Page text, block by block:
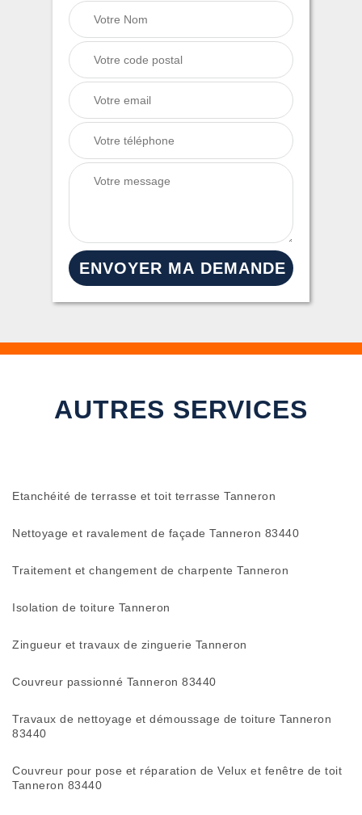
AUTRES SERVICES
Etanchéité de terrasse et toit terrasse Tanneron
Nettoyage et ravalement de façade Tanneron 83440
Traitement et changement de charpente Tanneron
Isolation de toiture Tanneron
Zingueur et travaux de zinguerie Tanneron
Couvreur passionné Tanneron 83440
Travaux de nettoyage et démoussage de toiture Tanneron
83440
Couvreur pour pose et réparation de Velux et fenêtre de toit
Tanneron 83440